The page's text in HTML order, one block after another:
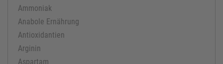
Ammoniak
Anabole Ernährung
Antioxidantien
Arginin
Aspartam